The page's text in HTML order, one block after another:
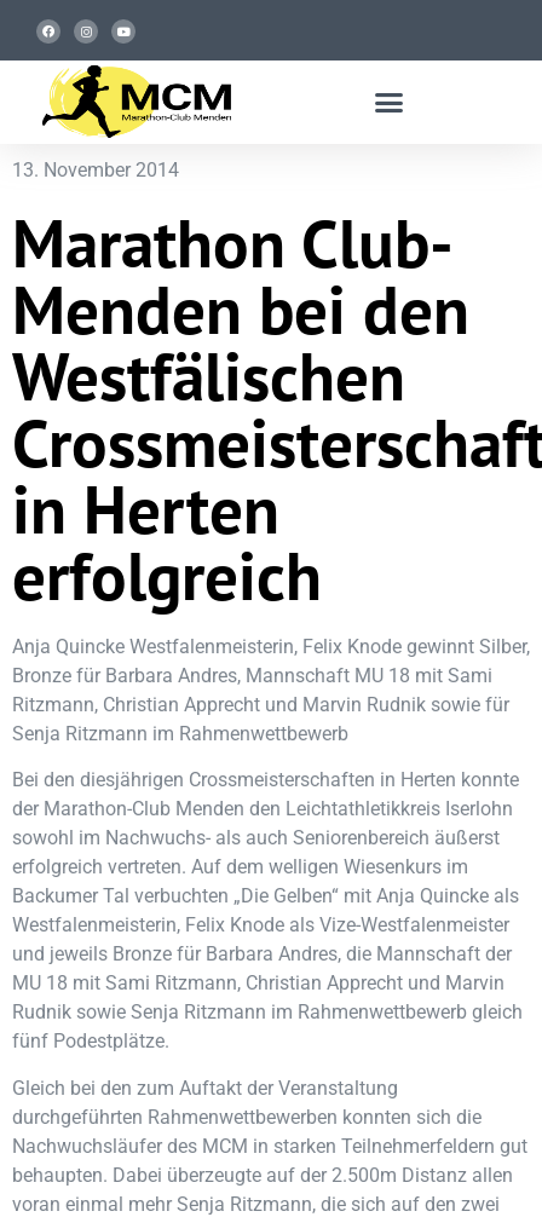
13. November 2014
Marathon Club-
Menden bei den
Westfälischen
in Herten
erfolgreich
Anja Quincke Westfalenmeisterin, Felix Knode gewinnt Silber,
Bronze für Barbara Andres, Mannschaft MU 18 mit Sami
Ritzmann, Christian Apprecht und Marvin Rudnik sowie für
Senja Ritzmann im Rahmenwettbewerb
Bei den diesjährigen Crossmeisterschaften in Herten konnte
der Marathon-Club Menden den Leichtathletikkreis Iserlohn
sowohl im Nachwuchs- als auch Seniorenbereich äußerst
erfolgreich vertreten. Auf dem welligen Wiesenkurs im
Backumer Tal verbuchten „Die Gelben“ mit Anja Quincke als
Westfalenmeisterin, Felix Knode als Vize-Westfalenmeister
und jeweils Bronze für Barbara Andres, die Mannschaft der
MU 18 mit Sami Ritzmann, Christian Apprecht und Marvin
Rudnik sowie Senja Ritzmann im Rahmenwettbewerb gleich
fünf Podestplätze.
Gleich bei den zum Auftakt der Veranstaltung
durchgeführten Rahmenwettbewerben konnten sich die
Nachwuchsläufer des MCM in starken Teilnehmerfeldern gut
behaupten. Dabei überzeugte auf der 2.500m Distanz allen
voran einmal mehr Senja Ritzmann, die sich auf den zwei